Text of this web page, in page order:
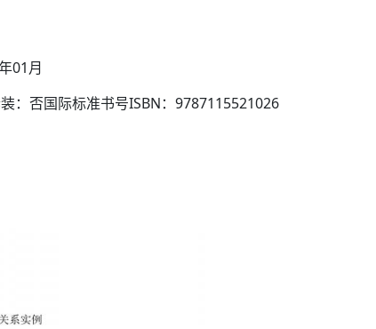
01月
：否国际标准书号ISBN：9787115521026